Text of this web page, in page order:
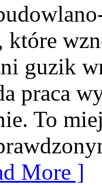
które
guzik
praca
To
More ]